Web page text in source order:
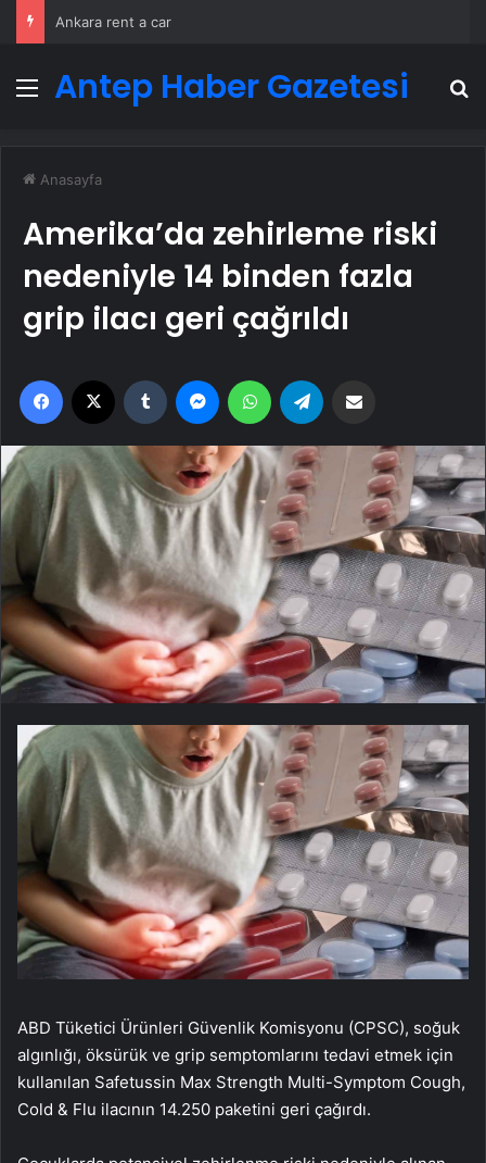
Ankara rent a car
Menü
Antep Haber Gazetesi
Anasayfa
Amerika’da zehirleme riski
nedeniyle 14 binden fazla
grip ilacı geri çağrıldı
Facebook Tumblr MessengerWhatsApp
ABD Tüketici Ürünleri Güvenlik Komisyonu (CPSC), soğuk
algınlığı, öksürük ve grip semptomlarını tedavi etmek için
kullanılan Safetussin Max Strength Multi-Symptom Cough,
Cold & Flu ilacının 14.250 paketini geri çağırdı.